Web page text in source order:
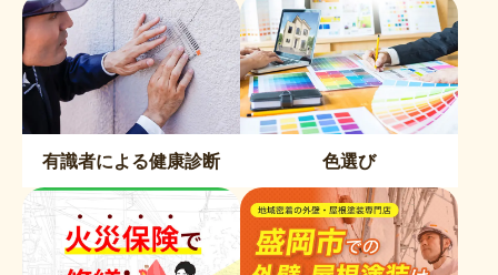
有識者による健康診断 色選び